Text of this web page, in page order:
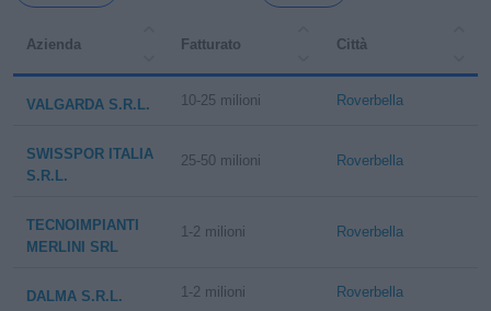
Azienda Fatturato Città
VALGARDA S.R.L. 10-25 milioni Roverbella
SWISSPOR ITALIA
S.R.L.
25-50 milioni Roverbella
TECNOIMPIANTI
MERLINI SRL
1-2 milioni Roverbella
DALMA S.R.L. 1-2 milioni Roverbella